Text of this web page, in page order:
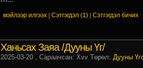
мэйлээр илгээх Сэтгэгдэл (1)| Сэтгэгдэл бичих
Ханьсах Заяа /дууны Үг/
2025-03-20, Сараачсан: Xvv Төрөл: Дууны